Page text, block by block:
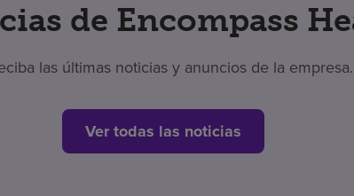
de Encompass
las últimas noticias y anuncios de la empresa.
Ver todas las noticias